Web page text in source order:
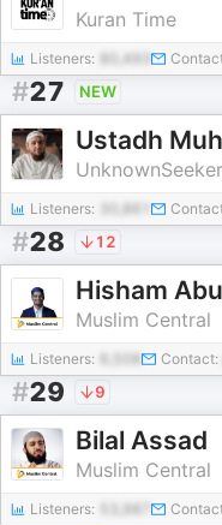
Kuran Time
Listeners: 80,493
#27 NEW
Ustadh
Listeners:
#28 12
Hisham
Muslim Central
Listeners: Contact:
#29 9
Bilal Assad
Muslim Central
Listeners: